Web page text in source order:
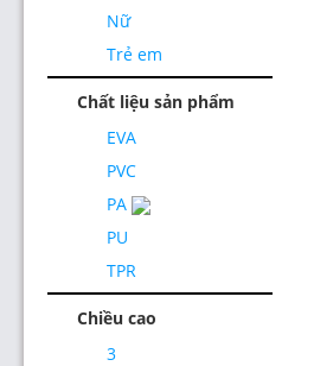
Nữ
Trẻ em
Chất liệu sản phẩm
EVA
PVC
PA
PU
TPR
Chiều cao
3